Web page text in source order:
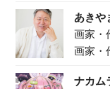
あきや
画家・
画家・
ナカム